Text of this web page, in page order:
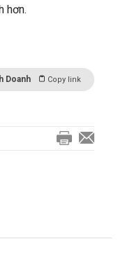
hơn.
Doanh Copy link